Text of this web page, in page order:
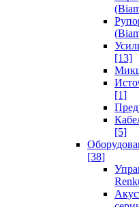
[13]
[1]
[5]
[38]